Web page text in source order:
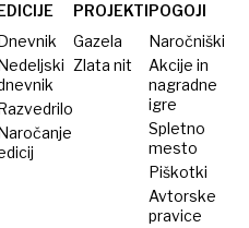
PROJEKTI
Gazela
Zlata nit
POGOJI
Naročniški
Akcije in
nagradne
igre
Spletno
mesto
Piškotki
Avtorske
pravice